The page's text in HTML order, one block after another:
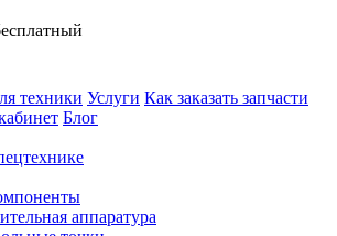
техники Услуги Как заказать запчасти
Блог
аппаратура